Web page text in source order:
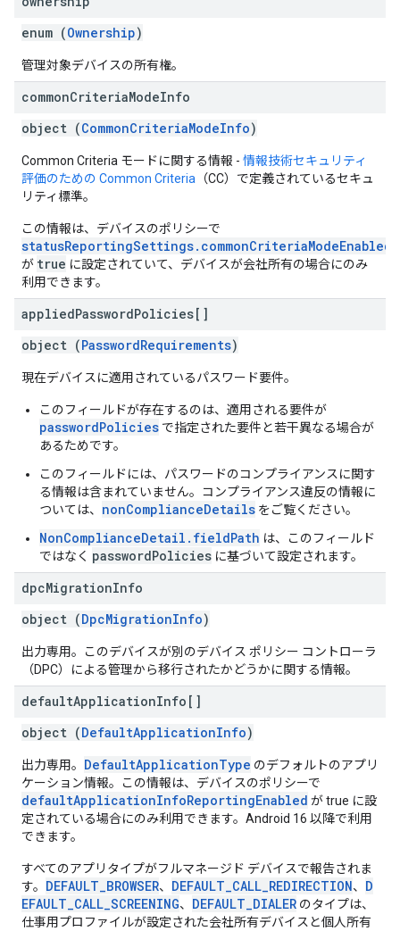
enum (Ownership)
管理対象デバイスの所有権。
commonCriteriaModeInfo
object (CommonCriteriaModeInfo)
Common Criteria モードに関する情報 - 情報技術セキュリティ
評価のための Common Criteria （CC）で定義されているセキュ
リティ標準。
この情報は、デバイスのポリシーで
statusReportingSettings.commonCriteriaModeEnabled
が true に設定されていて、デバイスが会社所有の場合にのみ
利用できます。
appliedPasswordPolicies[]
object (PasswordRequirements)
現在デバイスに適用されているパスワード要件。
このフィールドが存在するのは、適用される要件が
passwordPolicies で指定された要件と若干異なる場合が
あるためです。
このフィールドには、パスワードのコンプライアンスに関す
る情報は含まれていません。コンプライアンス違反の情報に
ついては、 nonComplianceDetails をご覧ください。
NonComplianceDetail.fieldPath は、このフィールド
ではなく passwordPolicies に基づいて設定されます。
dpcMigrationInfo
object (DpcMigrationInfo)
出力専用。このデバイスが別のデバイス ポリシー コントローラ
（DPC）による管理から移行されたかどうかに関する情報。
defaultApplicationInfo[]
object (DefaultApplicationInfo)
出力専用。 DefaultApplicationType のデフォルトのアプリ
ケーション情報。この情報は、デバイスのポリシーで
defaultApplicationInfoReportingEnabled が true に設
定されている場合にのみ利用できます。Android 16 以降で利用
できます。
すべてのアプリタイプがフルマネージド デバイスで報告されま
す。 DEFAULT_BROWSER、 DEFAULT_CALL_REDIRECTION、 D
EFAULT_CALL_SCREENING、 DEFAULT_DIALER のタイプは、
仕事用プロファイルが設定された会社所有デバイスと個人所有